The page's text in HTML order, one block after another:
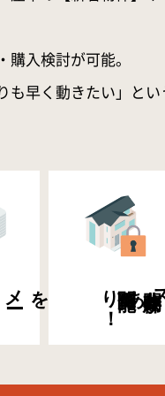
入検討が可能。
も早く動きたい」と
希望条件に
合
を
メ
ー
ル
配 非公開物件が
閲覧可能！
！